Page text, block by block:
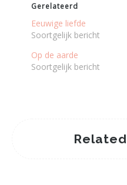
Gerelateerd
Eeuwige liefde
Soortgelijk bericht
Op de aarde
Soortgelijk bericht